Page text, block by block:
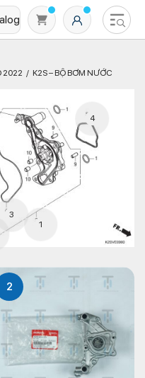
trong giỏ hàng
2022 K2S – BỘ BƠM NƯỚC
1
3
4
2